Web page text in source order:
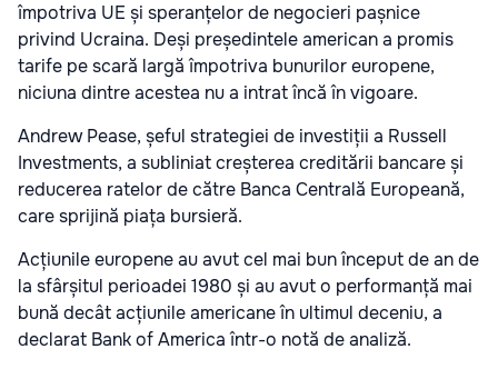
împotriva UE și speranțelor de negocieri pașnice
privind Ucraina. Deși președintele american a promis
tarife pe scară largă împotriva bunurilor europene,
niciuna dintre acestea nu a intrat încă în vigoare.
Andrew Pease, șeful strategiei de investiții a Russell
Investments, a subliniat creșterea creditării bancare și
reducerea ratelor de către Banca Centrală Europeană,
care sprijină piața bursieră.
Acțiunile europene au avut cel mai bun început de an de
la sfârșitul perioadei 1980 și au avut o performanță mai
bună decât acțiunile americane în ultimul deceniu, a
declarat Bank of America într-o notă de analiză.